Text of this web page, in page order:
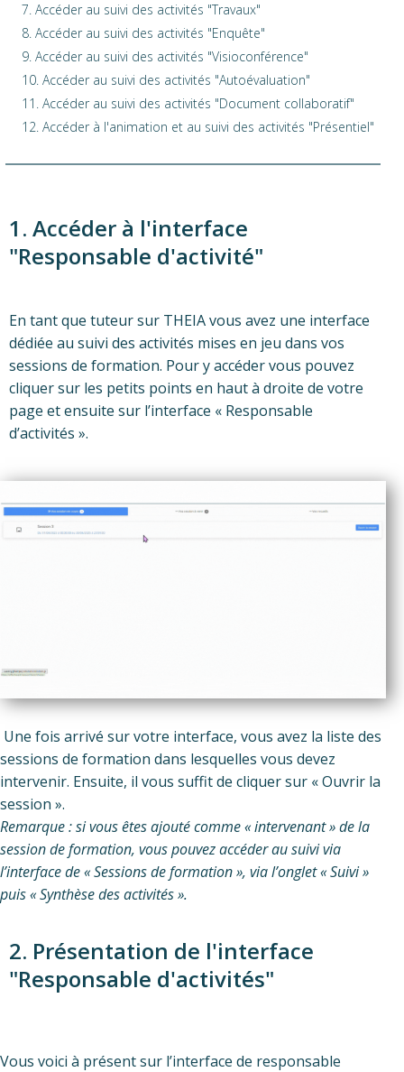
7. Accéder au suivi des activités "Travaux"
8. Accéder au suivi des activités "Enquête"
9. Accéder au suivi des activités "Visioconférence"
10. Accéder au suivi des activités "Autoévaluation"
11. Accéder au suivi des activités "Document collaboratif"
12. Accéder à l'animation et au suivi des activités "Présentiel"
1. Accéder à l'interface
"Responsable d'activité"
En tant que tuteur sur THEIA vous avez une interface
dédiée au suivi des activités mises en jeu dans vos
sessions de formation. Pour y accéder vous pouvez
cliquer sur les petits points en haut à droite de votre
page et ensuite sur l’interface « Responsable
d’activités ».
Une fois arrivé sur votre interface, vous avez la liste des
sessions de formation dans lesquelles vous devez
intervenir. Ensuite, il vous suffit de cliquer sur « Ouvrir la
session ».
Remarque : si vous êtes ajouté comme « intervenant » de la
session de formation, vous pouvez accéder au suivi via
l’interface de«Sessions de formation», via l’onglet « Suivi »
puis « Synthèse des activités».
2. Présentation de l'interface
"Responsable d'activités"
Vous voici à présent sur l’interface de responsable